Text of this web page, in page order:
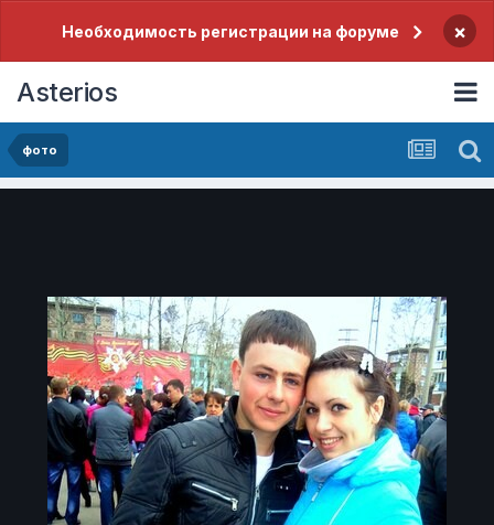
Необходимость регистрации на форуме ×
Asterios
фото